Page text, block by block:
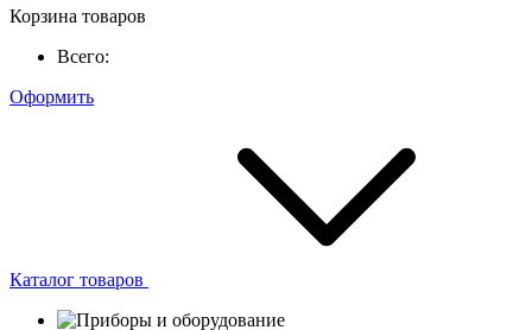
Корзина товаров
Всего:
Оформить
Каталог товаров